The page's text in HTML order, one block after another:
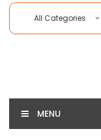
All Categories
MENU